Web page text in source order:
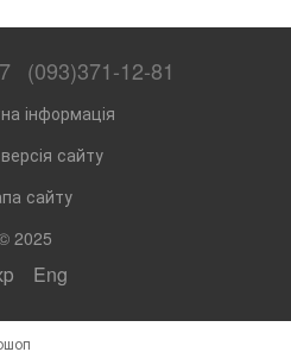
(093)371-12-81
інформація
сайту
сайту
2025
Eng